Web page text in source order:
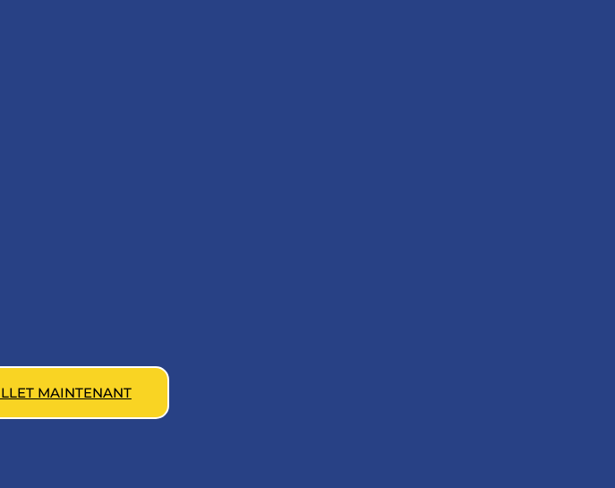
MAINTENANT